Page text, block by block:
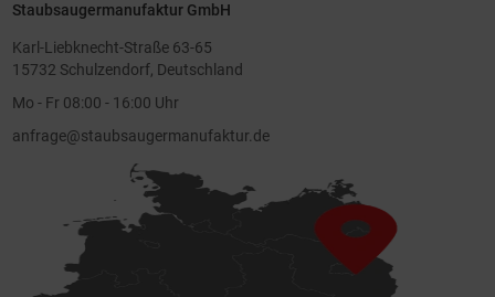
Staubsaugermanufaktur GmbH
Karl-Liebknecht-Straße 63-65
15732 Schulzendorf, Deutschland
Mo - Fr 08:00 - 16:00 Uhr
anfrage@staubsaugermanufaktur.de